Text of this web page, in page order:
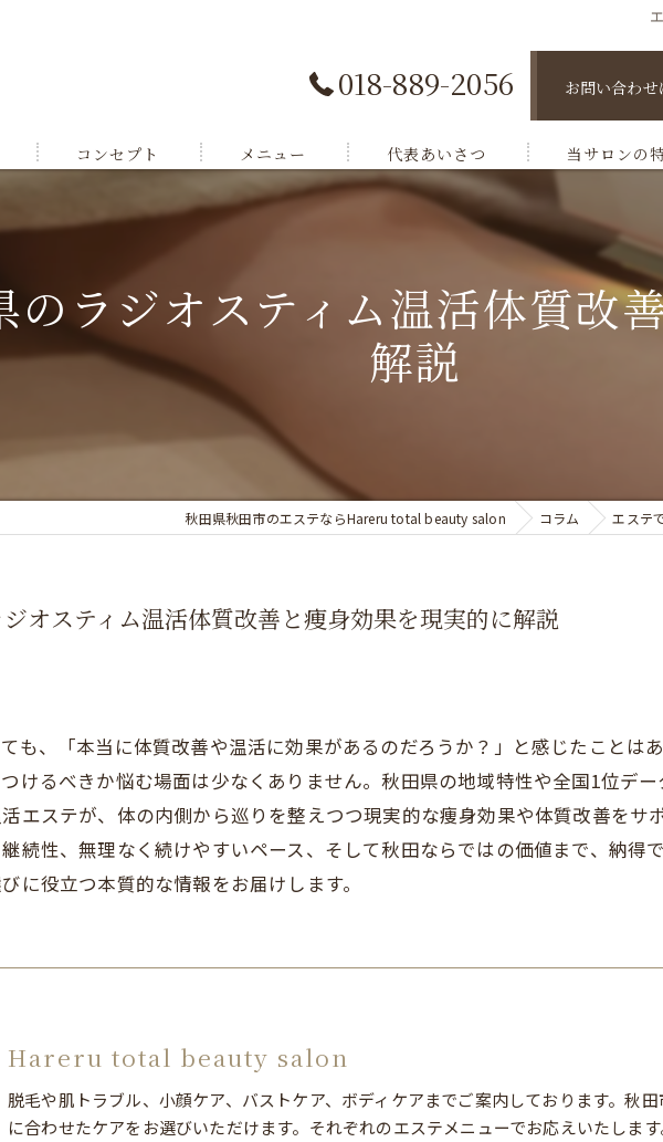
018-889-2056 お問い合わ
コンセプト メニュー 代表あいさつ 当サロンの
脱毛
肌トラブル
小顔ケア
のラジオスティム温活体質改
解説
秋田県秋田市のエステならHareru total beauty salon コラム エステ
オスティム温活体質改善と痩身効果を現実的に解説
も、「本当に体質改善や温活に効果があるのだろうか？」と感じたことは
けるべきか悩む場面は少なくありません。秋田県の地域特性や全国1位デ
エステが、体の内側から巡りを整えつつ現実的な痩身効果や体質改善をサ
続性、無理なく続けやすいペース、そして秋田ならではの価値まで、納得
に役立つ本質的な情報をお届けします。
Hareru total beauty salon
脱毛や肌トラブル、小顔ケア、バストケア、ボディケアまでご案内しております。秋
に合わせたケアをお選びいただけます。それぞれのエステメニューでお応えいたしま